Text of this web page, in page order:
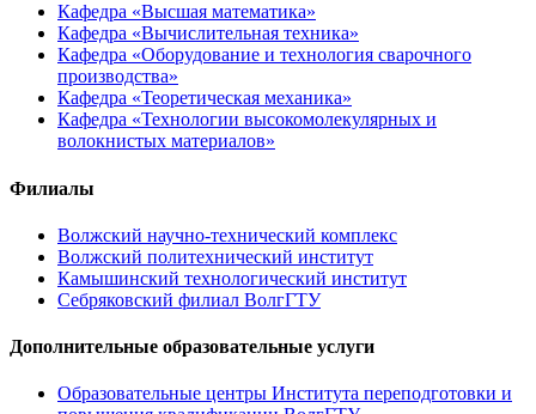
Кафедра «Высшая математика»
Кафедра «Вычислительная техника»
Кафедра «Оборудование и технология сварочного
производства»
Кафедра «Теоретическая механика»
Кафедра «Технологии высокомолекулярных и
волокнистых материалов»
Филиалы
Волжский научно-технический комплекс
Волжский политехнический институт
Камышинский технологический институт
Себряковский филиал ВолгГТУ
Дополнительные образовательные услуги
Образовательные центры Института переподготовки и